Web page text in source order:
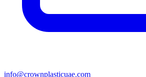
info@crownplasticuae.com